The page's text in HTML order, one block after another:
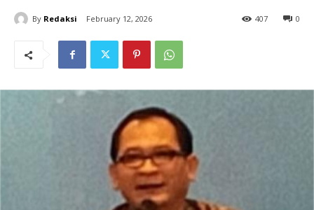
By Redaksi February 12, 2026 0
407